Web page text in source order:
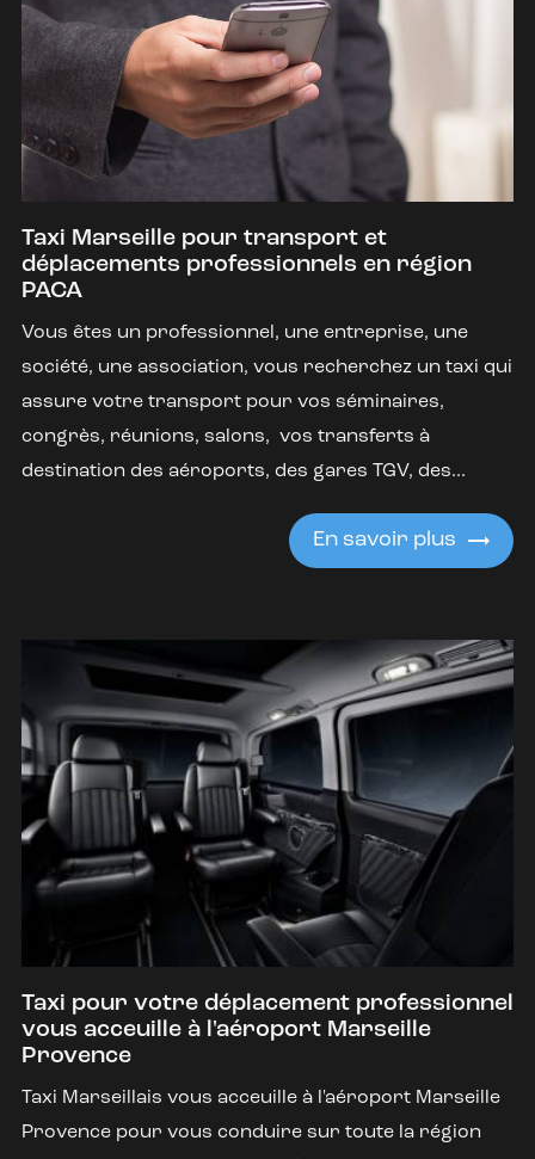
Taxi Marseille pour transport et
déplacements professionnels en région
PACA
Vous êtes un professionnel, une entreprise, une
société, une association, vous recherchez un taxi qui
assure votre transport pour vos séminaires,
congrès, réunions, salons, vos transferts à
destination des aéroports, des gares TGV, des...
En savoir plus
Taxi pour votre déplacement professionnel
vous acceuille à l'aéroport Marseille
Provence
Taxi Marseillais vous acceuille à l'aéroport Marseille
Provence pour vous conduire sur toute la région